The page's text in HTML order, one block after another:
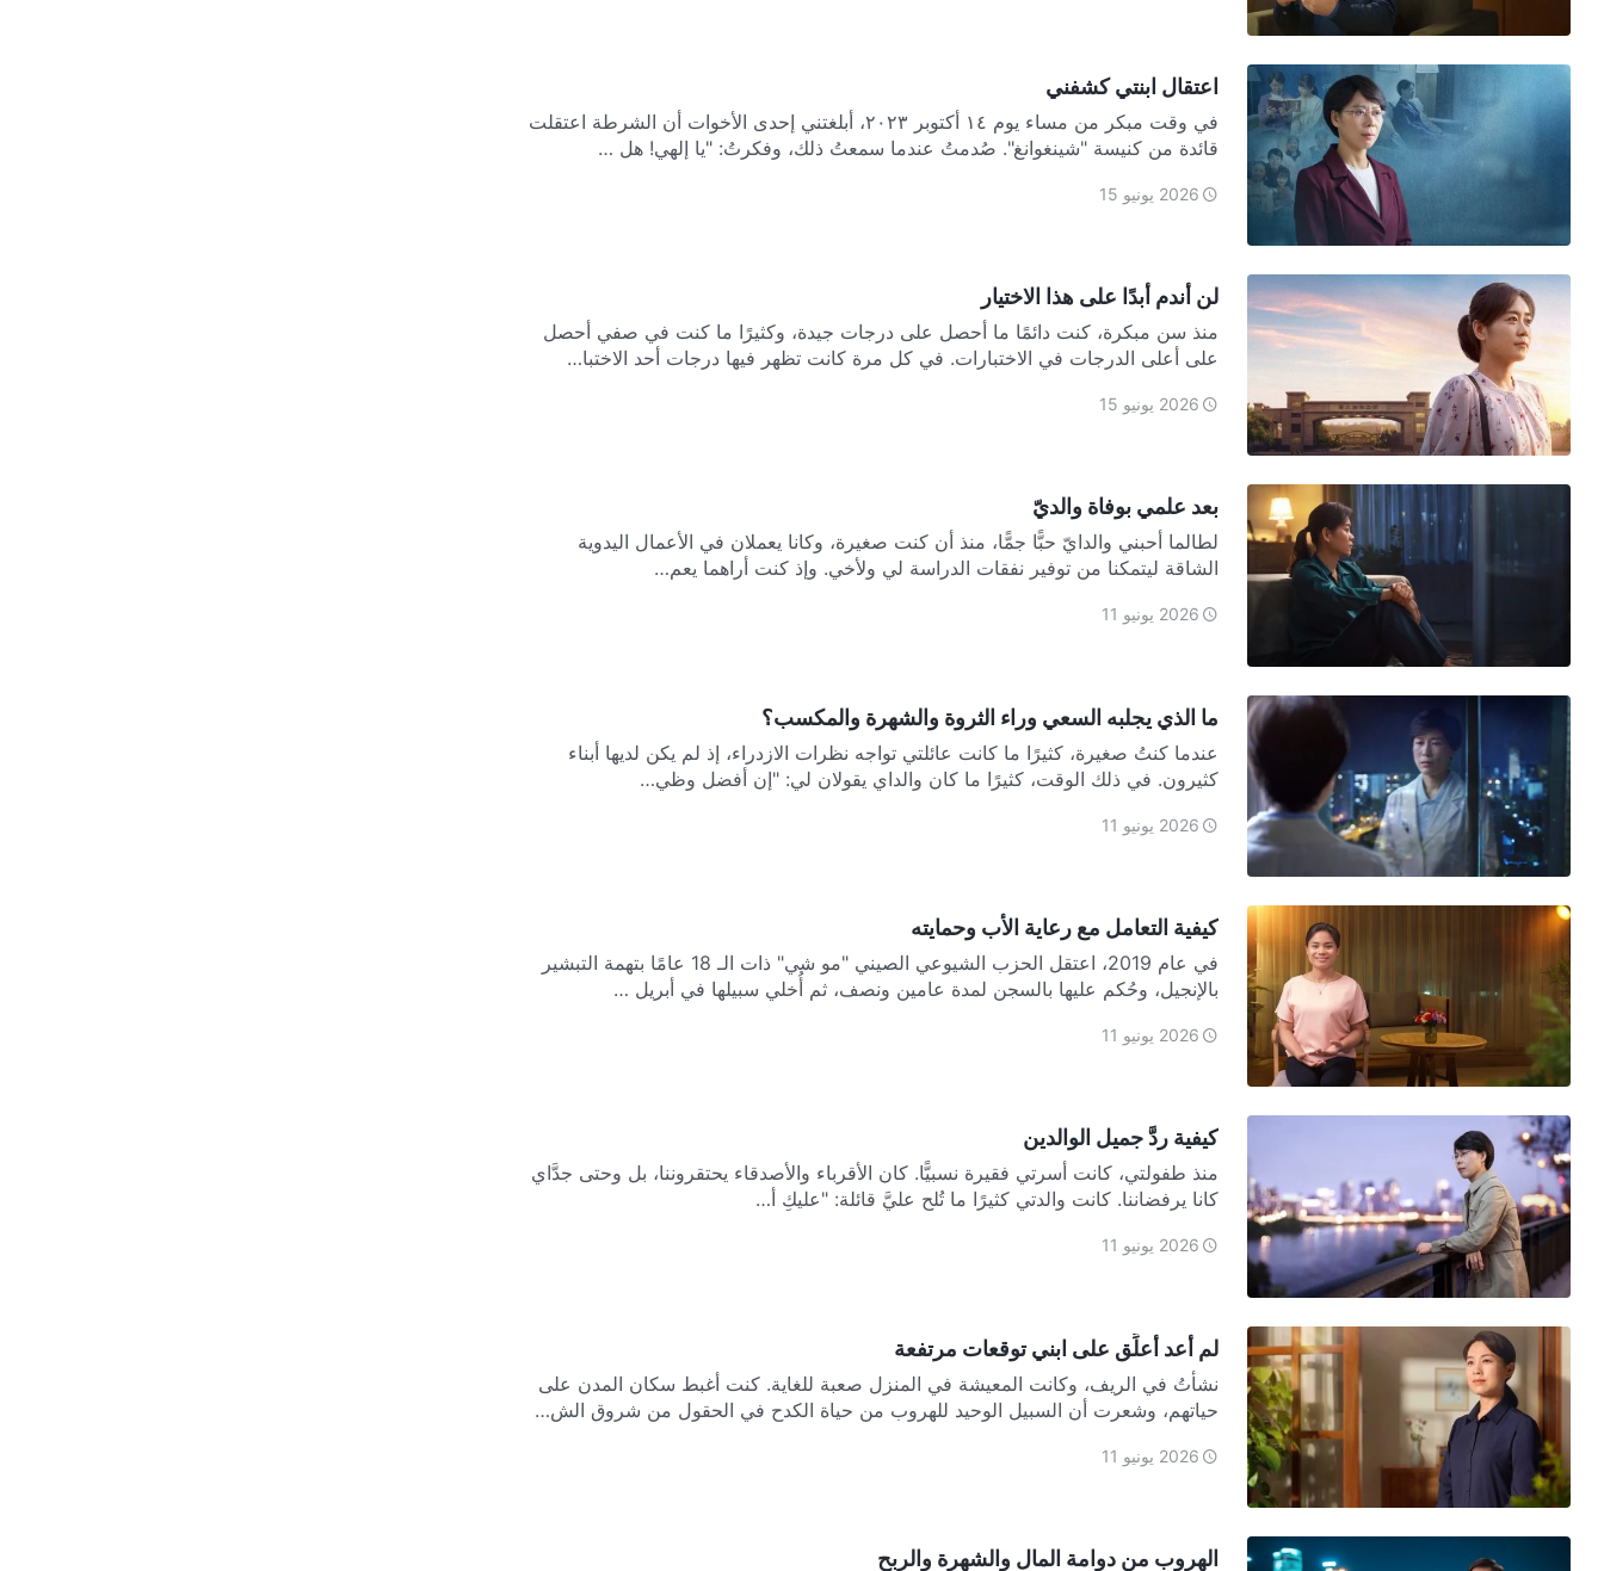
اعتقال ابنتي كشفني
في وقت مبكر من مساء يوم ١٤ أكتوبر ٢٠٢٣، أبلغتني إحدى الأخوات أن الشرطة اعتقلت
قائدة من كنيسة "شينغوانغ". صُدمتُ عندما سمعتُ ذلك، وفكرتُ: "يا إلهي! هل …
2026 يونيو 15
لن أندم أبدًا على هذا الاختيار
منذ سن مبكرة، كنت دائمًا ما أحصل على درجات جيدة، وكثيرًا ما كنت في صفي أحصل
على أعلى الدرجات في الاختبارات. في كل مرة كانت تظهر فيها درجات أحد الاختبا…
2026 يونيو 15
بعد علمي بوفاة والديّ
لطالما أحبني والدايّ حبًّا جمًّا، منذ أن كنت صغيرة، وكانا يعملان في الأعمال اليدوية
الشاقة ليتمكنا من توفير نفقات الدراسة لي ولأخي. وإذ كنت أراهما يعم…
2026 يونيو 11
ما الذي يجلبه السعي وراء الثروة والشهرة والمكسب؟
عندما كنتُ صغيرة، كثيرًا ما كانت عائلتي تواجه نظرات الازدراء، إذ لم يكن لديها أبناء
كثيرون. في ذلك الوقت، كثيرًا ما كان والداي يقولان لي: "إن أفضل وظي…
2026 يونيو 11
كيفية التعامل مع رعاية الأب وحمايته
في عام 2019، اعتقل الحزب الشيوعي الصيني "مو شي" ذات الـ 18 عامًا بتهمة التبشير
بالإنجيل، وحُكم عليها بالسجن لمدة عامين ونصف، ثم أُخلي سبيلها في أبريل …
2026 يونيو 11
كيفية ردَّ جميل الوالدين
منذ طفولتي، كانت أسرتي فقيرة نسبيًّا. كان الأقرباء والأصدقاء يحتقروننا، بل وحتى جدَّاي
كانا يرفضاننا. كانت والدتي كثيرًا ما تُلح عليَّ قائلة: "عليكِ أ…
2026 يونيو 11
لم أعد أعلِّق على ابني توقعات مرتفعة
نشأتُ في الريف، وكانت المعيشة في المنزل صعبة للغاية. كنت أغبط سكان المدن على
حياتهم، وشعرت أن السبيل الوحيد للهروب من حياة الكدح في الحقول من شروق الش…
2026 يونيو 11
الهروب من دوامة المال والشهرة والربح